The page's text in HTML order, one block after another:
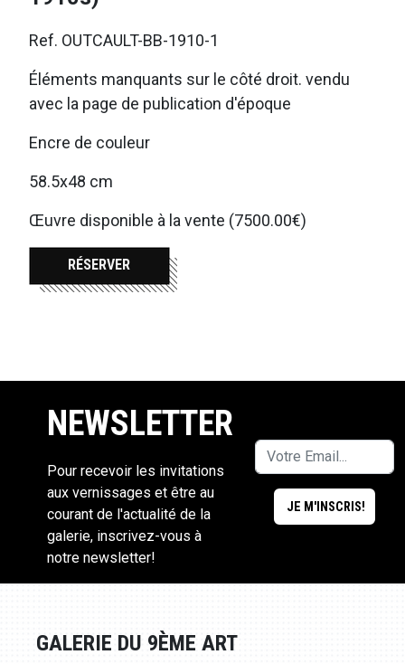
Ref. OUTCAULT-BB-1910-1
Éléments manquants sur le côté droit. vendu
avec la page de publication d'époque
Encre de couleur
58.5x48 cm
Œuvre disponible à la vente (7500.00€)
RÉSERVER
NEWSLETTER
Pour recevoir les invitations
aux vernissages et être au
courant de l'actualité de la
galerie, inscrivez-vous à
notre newsletter!
GALERIE DU 9ÈME ART